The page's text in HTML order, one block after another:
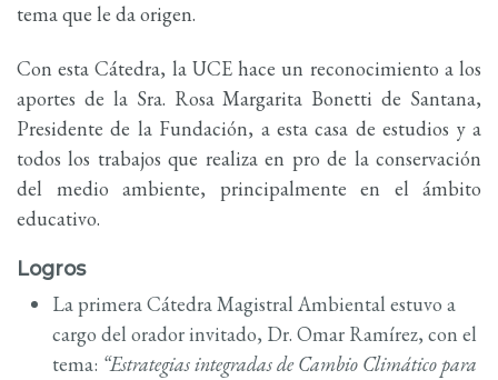
tema que le da origen.
Con esta Cátedra, la UCE hace un reconocimiento a los
aportes de la Sra. Rosa Margarita Bonetti de Santana,
Presidente de la Fundación, a esta casa de estudios y a
todos los trabajos que realiza en pro de la conservación
del medio ambiente, principalmente en el ámbito
educativo.
Logros
La primera Cátedra Magistral Ambiental estuvo a
cargo del orador invitado, Dr. Omar Ramírez, con el
tema: “Estrategias integradas de Cambio Climático para